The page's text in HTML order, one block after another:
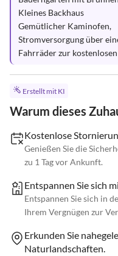
Kleines Backhaus
Gemütlicher Kaminofen,
Stromversorgung über
Fahrräder zur
Erstellt mit KI
Warum dieses
Kostenlose
Genießen Sie die
zu 1 Tag vor Ankunft.
Entspannen Sie sich
Entspannen Sie sich in
Ihrem Vergnügen zur
Erkunden Sie
Naturlandschaften.